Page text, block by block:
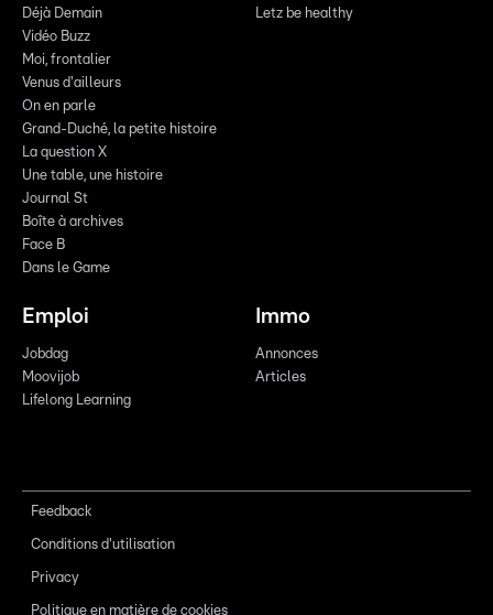
Déjà Demain
Vidéo Buzz
Moi, frontalier
Venus d'ailleurs
On en parle
Grand-Duché, la petite histoire
La question X
Une table, une histoire
Journal St
Boîte à archives
Face B
Dans le Game
Letz be healthy
Emploi
Jobdag
Moovijob
Lifelong Learning
Immo
Annonces
Articles
Feedback
Conditions d'utilisation
Privacy
Politique en matière de cookies